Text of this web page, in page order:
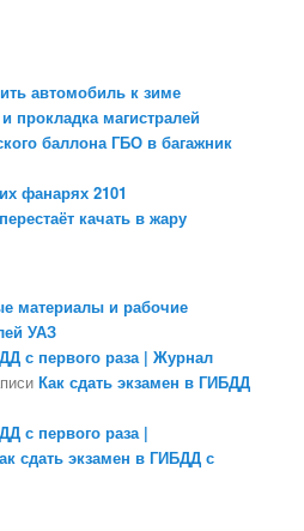
автомобиль к зиме
прокладка магистралей
баллона ГБО в багажник
фанарях 2101
качать в жару
материалы и рабочие
УАЗ
с первого раза | Журнал
Как сдать экзамен в ГИБДД
с первого раза |
сдать экзамен в ГИБДД с